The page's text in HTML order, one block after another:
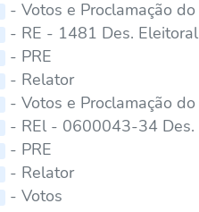
- Votos e Proclamação
- RE - 1481 Des.
- PRE
- Relator
- Votos e Proclamação
- REl - 0600043-34 Des.
- PRE
- Relator
- Votos